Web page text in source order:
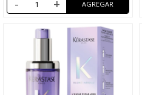
- +